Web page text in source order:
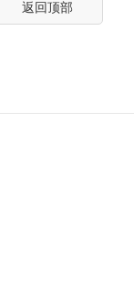
返回顶部